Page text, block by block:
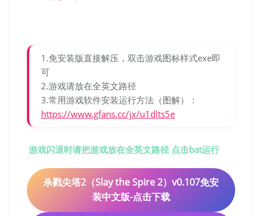
1.免安装版直接解压，双击游戏图标样式exe即
可
2.游戏请放在全英文路径
3.常用游戏软件安装运行方法（图解）：
https://www.gfans.cc/jx/u1dlts5e
游戏闪退时请把游戏放在全英文路径 点击bat运行
杀戮尖塔2（Slay the Spire 2）v0.107免安
装中文版-点击下载